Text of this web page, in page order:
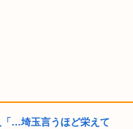
…埼玉言うほど栄えて